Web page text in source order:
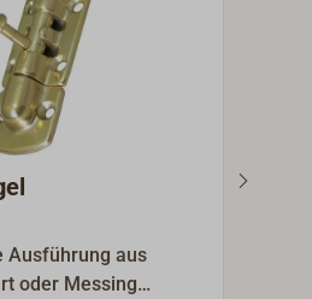
Ausführung aus
oder Messing